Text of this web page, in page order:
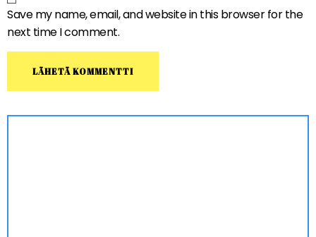
Save my name, email, and website in this browser for the
next time I comment.